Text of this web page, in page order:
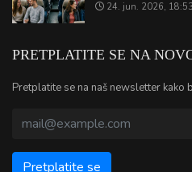
24. jun. 2026, 18:53
PRETPLATITE SE NA
Pretplatite se na naš newsletter kako